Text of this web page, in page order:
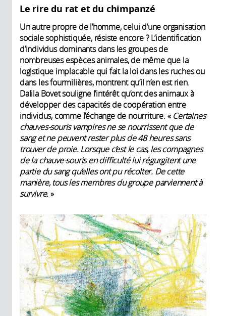
Le rire du rat et du chimpanzé
Un autre propre de l’homme, celui d’une organisation
sociale sophistiquée, résiste encore ? L’identification
d’individus dominants dans les groupes de
nombreuses espèces animales, de même que la
logistique implacable qui fait la loi dans les ruches ou
dans les fourmilières, montrent qu’il n’en est rien.
Dalila Bovet souligne l’intérêt qu’ont des animaux à
développer des capacités de coopération entre
individus, comme l’échange de nourriture. « Certaines
chauves-souris vampires ne se nourrissent que de
sang et ne peuvent rester plus de 48 heures sans
trouver de proie. Lorsque c’est le cas, les compagnes
de la chauve-souris en difficulté lui régurgitent une
partie du sang qu’elles ont pu récolter. De cette
manière, tous les membres du groupe parviennent à
survivre.»